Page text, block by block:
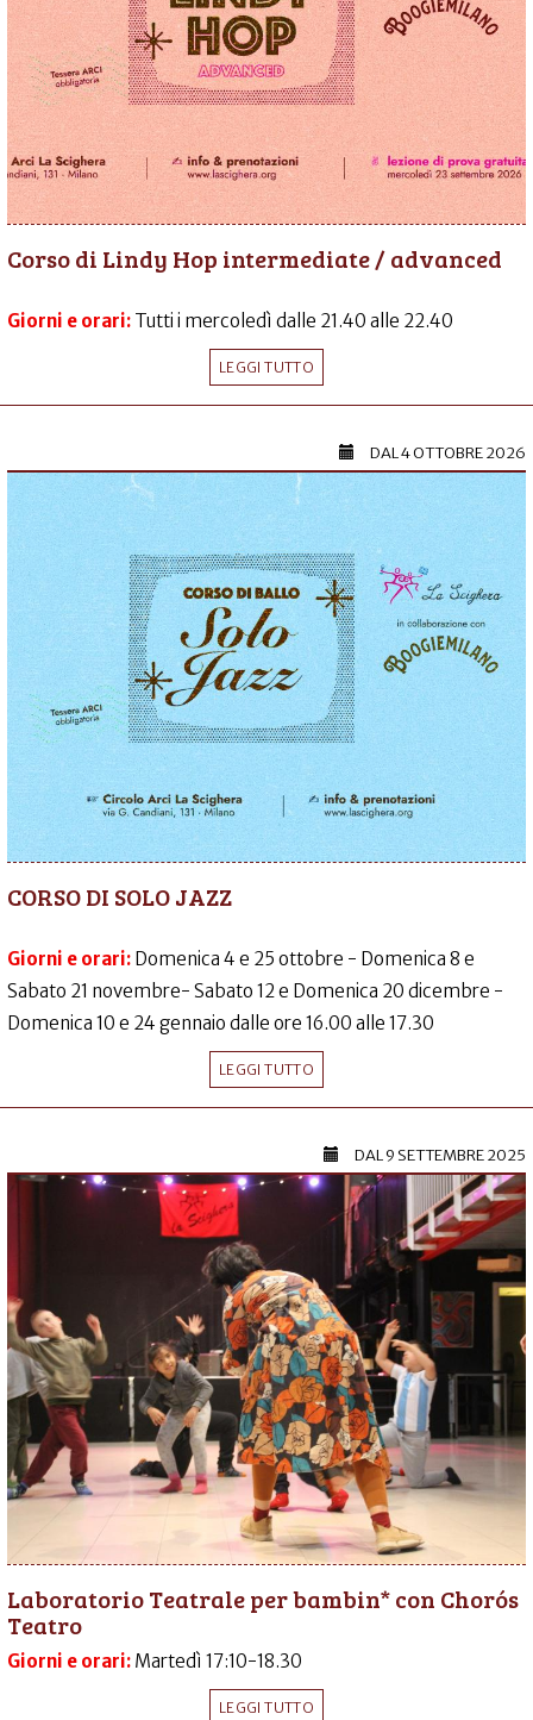
Corso di Lindy Hop intermediate / advanced
Giorni e orari: Tutti i mercoledì dalle 21.40 alle 22.40
LEGGI TUTTO
DAL4 OTTOBRE 2026
CORSO DI SOLO JAZZ
Giorni e orari: Domenica 4 e 25 ottobre - Domenica 8 e
Sabato 21 novembre- Sabato 12 e Domenica 20 dicembre -
Domenica 10 e 24 gennaio dalle ore 16.00 alle 17.30
LEGGI TUTTO
DAL9 SETTEMBRE 2025
Laboratorio Teatrale per bambin* con Chorós
Teatro
Giorni e orari: Martedì 17:10-18.30
LEGGI TUTTO